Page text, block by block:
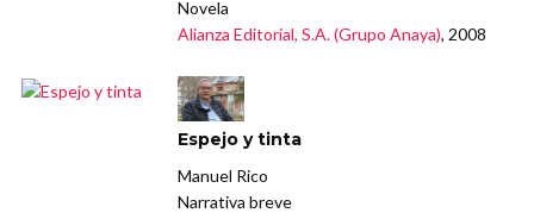
Novela
Alianza Editorial, S.A. (Grupo Anaya), 2008
Espejo y tinta
Manuel Rico
Narrativa breve